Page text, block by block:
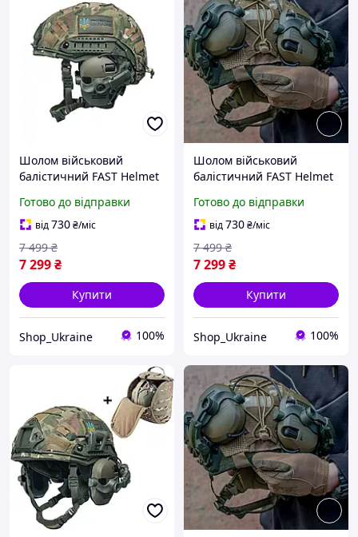
Шолом військовий
балістичний FAST Helmet
тактичні навушники
Walkers олива
Готово до відправки
від730₴/міс
7 299₴
7 499 ₴
Купити
Shop_Ukraine 100%
Шолом військовий
балістичний FAST Helmet
тактичні активні
навушники Walkers олива
+ кавер
Готово до відправки
від730₴/міс
7 299₴
7 499 ₴
Купити
Shop_Ukraine 100%